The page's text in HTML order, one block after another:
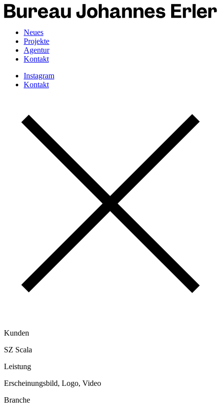
Neues
Projekte
Agentur
Kontakt
Instagram
Kontakt
Kunden
SZ Scala
Leistung
Erscheinungsbild, Logo, Video
Branche